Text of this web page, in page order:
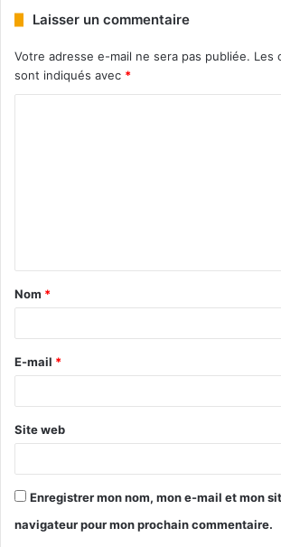
Laisser un commentaire
Votre adresse e-mail ne sera pas publiée. Les
sont indiqués avec *
Nom *
E-mail *
Site web
Enregistrer mon nom, mon e-mail et mon
navigateur pour mon prochain commentaire.